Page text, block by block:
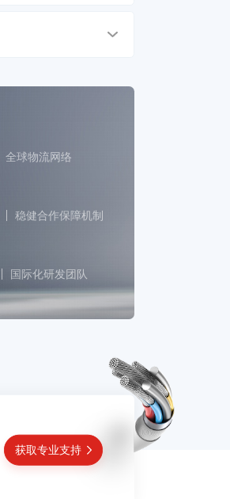
全球物流网络
稳健合作保障机制
国际化研发团队
获取专业支持